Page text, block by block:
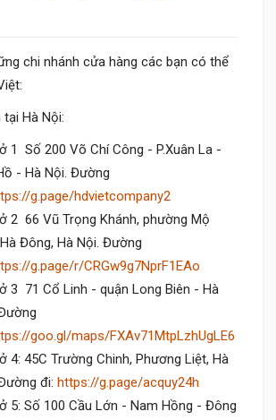
chi nhánh cửa hàng các bạn có thể
tại Hà Nội:
1 Số 200 Võ Chí Công - P.Xuân La -
- Hà Nội. Đường
g.page/hdvietcompany2
2 66 Vũ Trọng Khánh, phường Mộ
Đông, Hà Nội. Đường
g.page/r/CRGw9g7NprF1EAo
3 71 Cổ Linh - quận Long Biên - Hà
goo.gl/maps/FXAv71MtpLzhUgLE6
4: 45C Trường Chinh, Phương Liệt, Hà
đi: https://g.page/acquy24h
5: Số 100 Cầu Lớn - Nam Hồng - Đông